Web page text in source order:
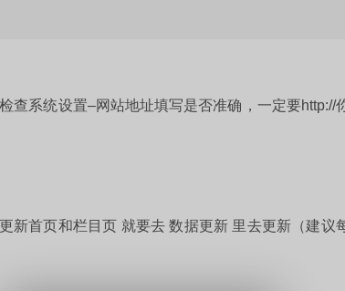
查系统设置–网站地址填写是否准确，一定要http://
新首页和栏目页 就要去 数据更新 里去更新（建议